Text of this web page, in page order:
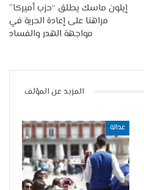
إيلون ماسك يطلق “حزب أميركا”
مراهنا على إعادة الحرية في
مواجهة الهدر والفساد
المزيد عن المؤلف
عدالة